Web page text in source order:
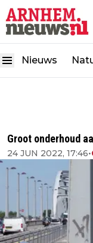
Nieuws
Groot onderhoud
24 JUN 2022, 17:46•